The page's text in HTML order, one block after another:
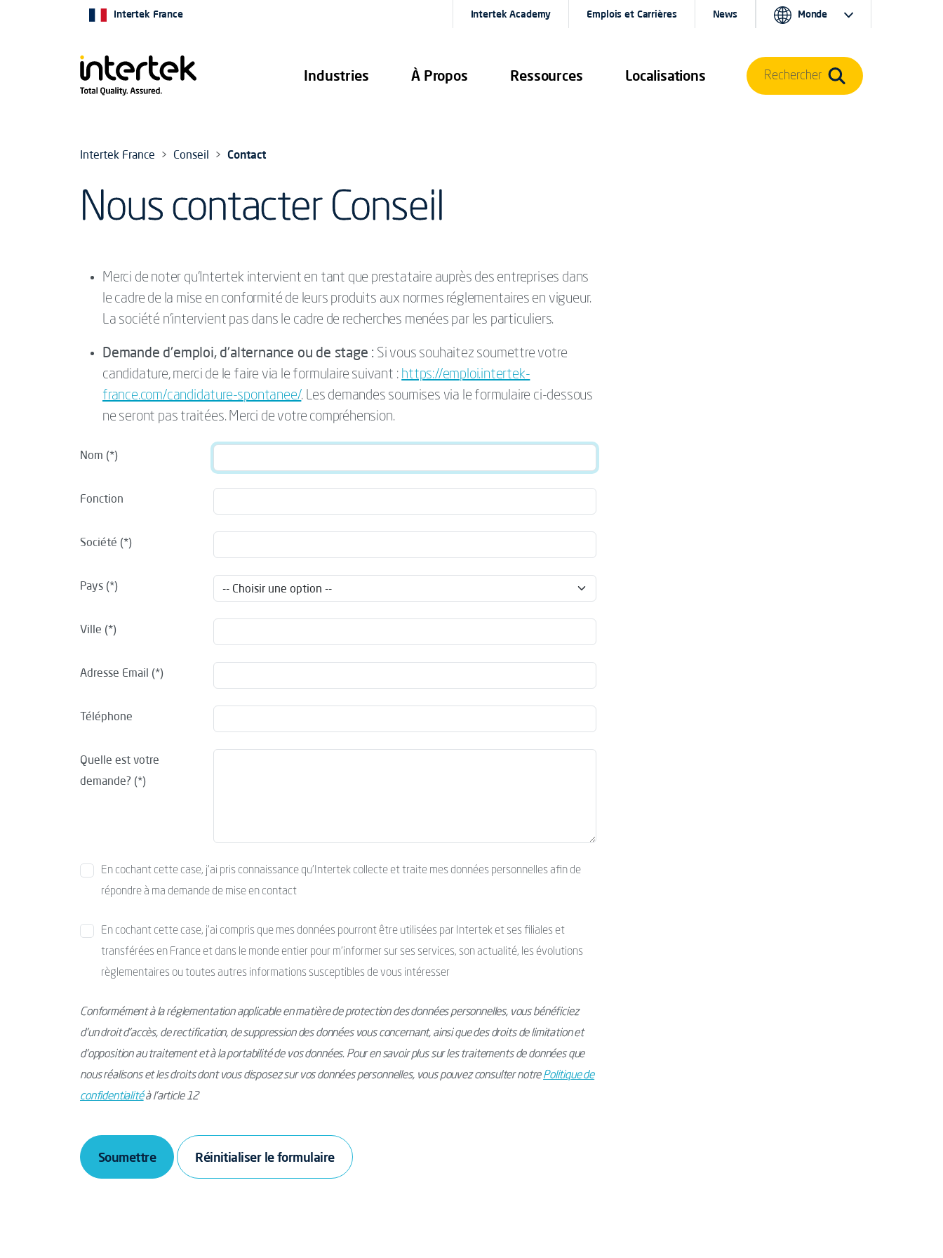
Industries À Propos Ressources Localisations
Intertek France Intertek Academy Emplois et Carrières News Monde
Rechercher
Intertek France Conseil Contact
Nous contacter Conseil
Merci de noter qu’Intertek intervient en tant que prestataire auprès des entreprises dans
le cadre de la mise en conformité de leurs produits aux normes réglementaires en vigueur.
La société n’intervient pas dans le cadre de recherches menées par les particuliers.
Demande d'emploi, d'alternance ou de stage : Si vous souhaitez soumettre votre
candidature, merci de le faire via le formulaire suivant : https://emploi.intertek-
france.com/candidature-spontanee/. Les demandes soumises via le formulaire ci-dessous
ne seront pas traitées. Merci de votre compréhension.
Nom
Fonction
Société
Pays
Ville
Adresse Email
Téléphone
Quelle est votre
demande?
En cochant cette case, j’ai pris connaissance qu’Intertek collecte et traite mes données personnelles afin de
répondre à ma demande de mise en contact
En cochant cette case, j’ai compris que mes données pourront être utilisées par Intertek et ses filiales et
transférées en France et dans le monde entier pour m’informer sur ses services, son actualité, les évolutions
règlementaires ou toutes autres informations susceptibles de vous intéresser
Conformément à la réglementation applicable en matière de protection des données personnelles, vous bénéficiez
d’un droit d’accès, de rectification, de suppression des données vous concernant, ainsi que des droits de limitation et
d’opposition au traitement et à la portabilité de vos données. Pour en savoir plus sur les traitements de données que
nous réalisons et les droits dont vous disposez sur vos données personnelles, vous pouvez consulter notrePolitique de
confidentialitéà l’article 12
Soumettre